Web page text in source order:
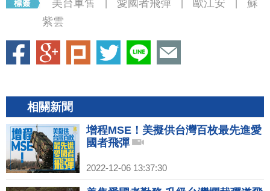
美台軍售 愛國者飛彈 歐江安
蘇
紫雲
相關新聞
增程MSE！美擬供台灣百枚最先進愛
國者飛彈
2022-12-06 13:37:30